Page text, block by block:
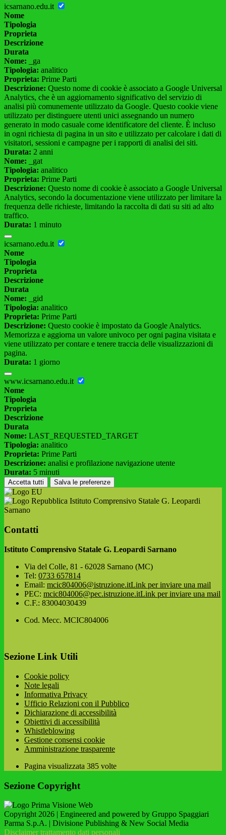
icsarnano.edu.it
Nome
Tipologia
Proprieta
Descrizione
Durata
Nome: _ga
Tipologia: analitico
Proprieta: Prime Parti
Descrizione: Questo nome di cookie è associato a Google Universal
Analytics, che è un aggiornamento significativo del servizio di
analisi più comunemente utilizzato da Google. Questo cookie viene
utilizzato per distinguere utenti unici assegnando un numero
generato in modo casuale come identificatore del cliente. È incluso
in ogni richiesta di pagina in un sito e utilizzato per calcolare i dati di
visitatori, sessioni e campagne per i rapporti di analisi dei siti.
Durata: 2 anni
Nome: _gat
Tipologia: analitico
Proprieta: Prime Parti
Descrizione: Questo nome di cookie è associato a Google Universal
Analytics, secondo la documentazione viene utilizzato per limitare la
frequenza delle richieste, limitando la raccolta di dati su siti ad alto
traffico.
Durata: 1 minuto
icsarnano.edu.it
Nome
Tipologia
Proprieta
Descrizione
Durata
Nome: _gid
Tipologia: analitico
Proprieta: Prime Parti
Descrizione: Questo cookie è impostato da Google Analytics.
Memorizza e aggiorna un valore univoco per ogni pagina visitata e
viene utilizzato per contare e tenere traccia delle visualizzazioni di
pagina.
Durata: 1 giorno
www.icsarnano.edu.it
Nome
Tipologia
Proprieta
Descrizione
Durata
Nome: LAST_REQUESTED_TARGET
Tipologia: analitico
Proprieta: Prime Parti
Descrizione: analisi e profilazione navigazione utente
Durata: 5 minuti
Accetta tutti Salva le preferenze
Istituto Comprensivo Statale G. Leopardi
Sarnano
Contatti
Istituto Comprensivo Statale G. Leopardi Sarnano
Via del Colle, 81 - 62028 Sarnano (MC)
Tel: 0733 657814
Email: mcic804006@istruzione.itLink per inviare una mail
PEC: mcic804006@pec.istruzione.itLink per inviare una mail
C.F.: 83004030439
Cod. Mecc. MCIC804006
Sezione Link Utili
Cookie policy
Note legali
Informativa Privacy
Ufficio Relazioni con il Pubblico
Dichiarazione di accessibilità
Obiettivi di accessibilità
Whistleblowing
Gestione consensi cookie
Amministrazione trasparente
Pagina visualizzata 385 volte
Sezione Copyright
Copyright 2026 | Engineered and powered by Gruppo Spaggiari
Parma S.p.A. | Divisione Publishing & New Social Media
Disclaimer trattamento dati personali